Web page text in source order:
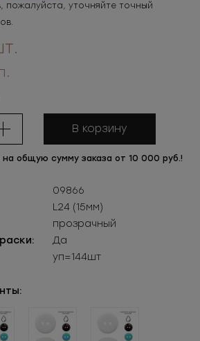
пожалуйста, уточняйте точный
В корзину
на общую сумму заказа от 10 000 руб.!
09866
L24 (15мм)
прозрачный
Да
уп=144шт